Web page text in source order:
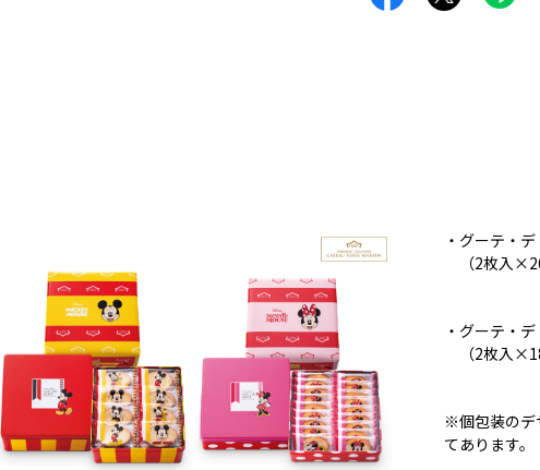
・グーテ・
（2枚入
・グーテ・
（2枚入
※個包装のデ
てあります。